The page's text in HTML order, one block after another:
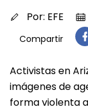
Por: EFE
Compartir
Activistas en
imágenes de
forma violenta